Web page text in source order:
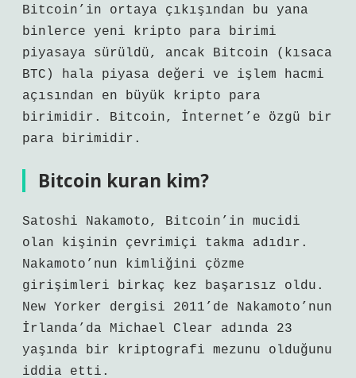
Bitcoin’in ortaya çıkışından bu yana
binlerce yeni kripto para birimi
piyasaya sürüldü, ancak Bitcoin (kısaca
BTC) hala piyasa değeri ve işlem hacmi
açısından en büyük kripto para
birimidir. Bitcoin, İnternet’e özgü bir
para birimidir.
Bitcoin kuran kim?
Satoshi Nakamoto, Bitcoin’in mucidi
olan kişinin çevrimiçi takma adıdır.
Nakamoto’nun kimliğini çözme
girişimleri birkaç kez başarısız oldu.
New Yorker dergisi 2011’de Nakamoto’nun
İrlanda’da Michael Clear adında 23
yaşında bir kriptografi mezunu olduğunu
iddia etti.